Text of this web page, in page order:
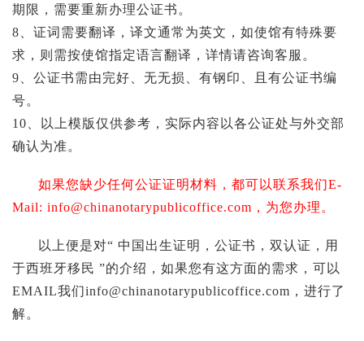
期限，需要重新办理公证书。
8、证词需要翻译，译文通常为英文，如使馆有特殊要
求，则需按使馆指定语言翻译，详情请咨询客服。
9、公证书需由完好、无无损、有钢印、且有公证书编
号。
10、以上模版仅供参考，实际内容以各公证处与外交部
确认为准。
如果您缺少任何公证证明材料，都可以联系我们E-
Mail: info@chinanotarypublicoffice.com ，为您办理。
以上便是对“ 中国出生证明，公证书，双认证，用
于西班牙移民 ”的介绍，如果您有这方面的需求，可以
EMAIL我们info@chinanotarypublicoffice.com ，进行了
解。